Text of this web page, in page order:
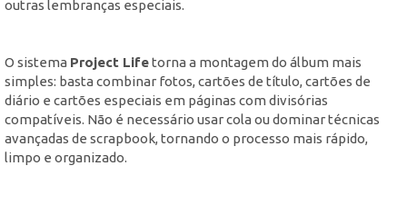
outras lembranças especiais.
O sistema Project Lifetorna a montagem do álbum mais
simples: basta combinar fotos, cartões de título, cartões de
diário e cartões especiais em páginas com divisórias
compatíveis. Não é necessário usar cola ou dominar técnicas
avançadas de scrapbook, tornando o processo mais rápido,
limpo e organizado.